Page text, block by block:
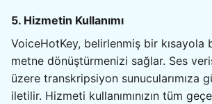
5. Hizmetin Kullanımı
VoiceHotKey, belirlenmiş bir kısayola
metne dönüştürmenizi sağlar. Ses
üzere transkripsiyon sunucularımıza
iletilir. Hizmeti kullanımınızın tüm